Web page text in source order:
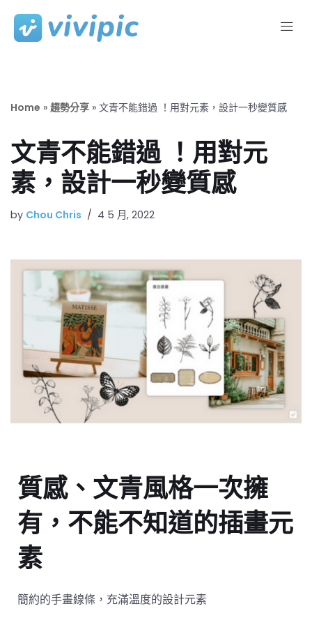
Skip
Home » 趨勢分享 » 文青不能錯過 ！用對元素，設計一秒變質感
文青不能錯過 ！用對元
素，設計一秒變質感
by Chou Chris 4 5 月, 2022
質感、文青風格一次擁
有，不能不知道的插畫元
素
簡約的手畫線條，充滿溫度的設計元素